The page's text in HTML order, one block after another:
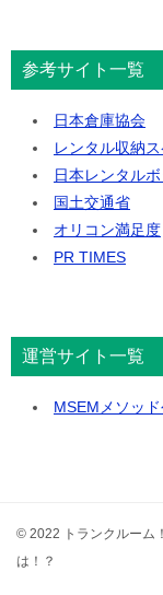
参考サイト一覧
日本倉庫協会
レンタル収納
日本レンタル
国土交通省
オリコン満足度
PR TIMES
運営サイト一覧
MSEMメソッ
© 2022 トランクルーム
は！？